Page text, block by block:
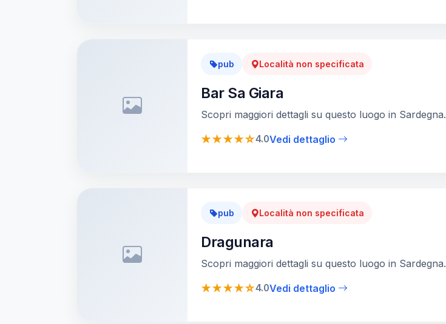
pub Località non specificata
Bar Sa Giara
Scopri maggiori dettagli su questo luogo in Sardegna.
★★★★☆4.0Vedi dettaglio
pub Località non specificata
Dragunara
Scopri maggiori dettagli su questo luogo in Sardegna.
★★★★☆4.0Vedi dettaglio